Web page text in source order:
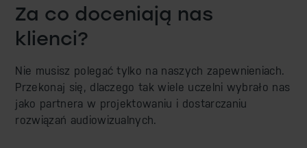
Za co doceniają nas
klienci?
Nie musisz polegać tylko na naszych zapewnieniach.
Przekonaj się, dlaczego tak wiele uczelni wybrało nas
jako partnera w projektowaniu i dostarczaniu
rozwiązań audiowizualnych.